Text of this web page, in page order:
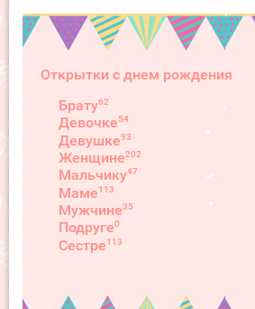
Открытки с днем рождения
Брату62
Девочке54
Девушке93
Женщине202
Мальчику47
Маме113
Мужчине35
Подруге0
Сестре113